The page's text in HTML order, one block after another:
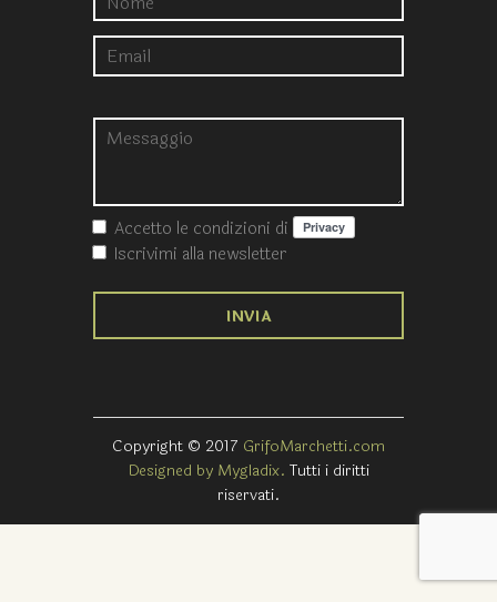
Accetto le condizioni di
Iscrivimi alla newsletter
Copyright © 2017 GrifoMarchetti.com
Designed by Mygladix. Tutti i diritti
riservati.